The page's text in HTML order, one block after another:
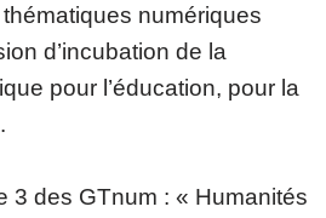
numériques
d’incubation de la
pour l’éducation, pour la
3 des GTnum : « Humanités